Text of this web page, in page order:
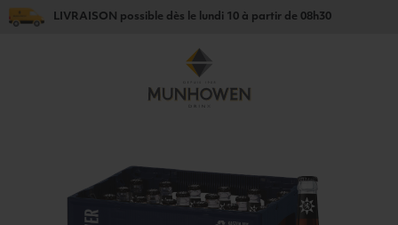
LIVRAISON possible dès le lundi 10 à partir de 08h30